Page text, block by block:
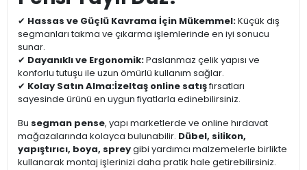
✔ Hassas ve Güçlü Kavrama İçin Mükemmel:Küçük dış
segmanları takma ve çıkarma işlemlerinde en iyi sonucu
sunar.
✔ Dayanıklı ve Ergonomik:Paslanmaz çelik yapısı ve
konforlu tutuşu ile uzun ömürlü kullanım sağlar.
✔ Kolay Satın Alma:İzeltaş online satışfırsatları
sayesinde ürünü en uygun fiyatlarla edinebilirsiniz.
Bu segman pense, yapı marketlerde ve online hırdavat
mağazalarında kolayca bulunabilir. Dübel, silikon,
yapıştırıcı, boya, spreygibi yardımcı malzemelerle birlikte
kullanarak montaj işlerinizi daha pratik hale getirebilirsiniz.